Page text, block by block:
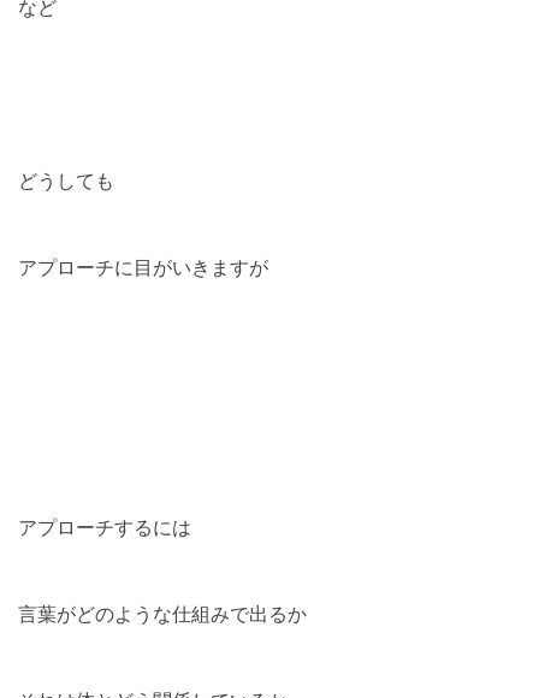
など
どうしても
アプローチに目がいきますが
アプローチするには
言葉がどのような仕組みで出るか